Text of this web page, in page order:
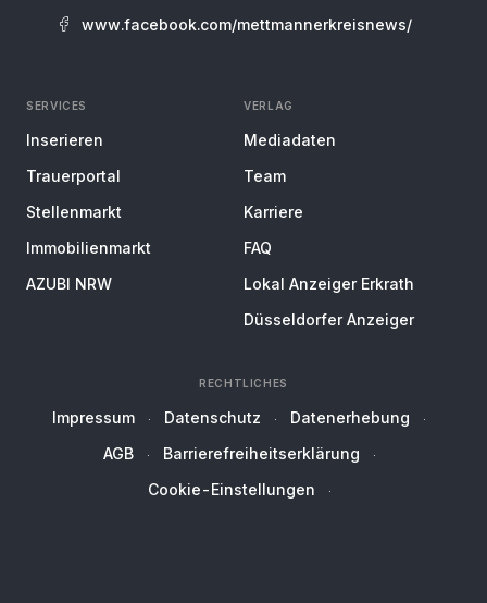
www.facebook.com/mettmannerkreisnews/
SERVICES
Inserieren
Trauerportal
Stellenmarkt
Immobilienmarkt
AZUBI NRW
VERLAG
Mediadaten
Team
Karriere
FAQ
Lokal Anzeiger Erkrath
Düsseldorfer Anzeiger
RECHTLICHES
Impressum Datenschutz
Datenerhebung
AGB
Barrierefreiheitserklärung
Cookie-Einstellungen